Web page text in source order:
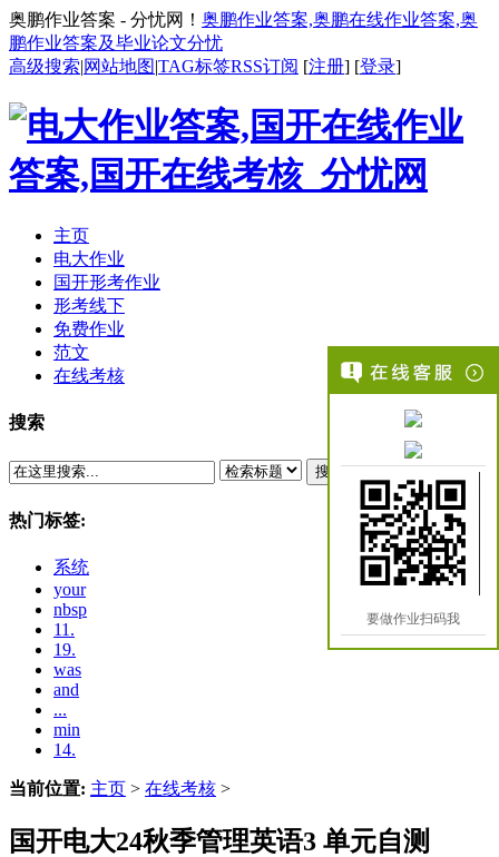
奥鹏作业答案 - 分忧网！ 奥鹏作业答案,奥鹏在线作业答案,奥
鹏作业答案及毕业论文分忧
高级搜索|网站地图|TAG标签RSS订阅 [注册] [登录]
主页
电大作业
国开形考作业
形考线下
免费作业
范文
在线考核
搜索
搜索
热门标签:
系统
your
nbsp
11.
19.
was
and
...
min
14.
当前位置: 主页 > 在线考核 >
国开电大24秋季管理英语3 单元自测
要做作业扫码我